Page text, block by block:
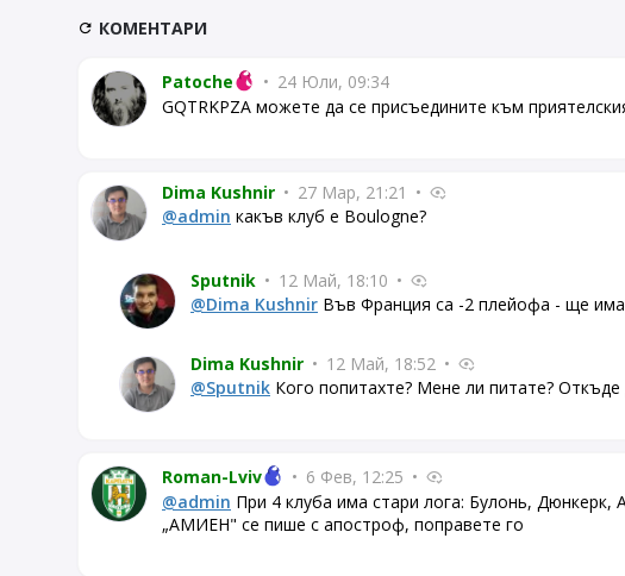
КОМЕНТАРИ
Patoche • 24 Юли, 09:34
GQTRKPZA можете да се присъедините към
Dima Kushnir • 27 Мар, 21:21 •
@admin какъв клуб е Boulogne?
Sputnik • 12 Май, 18:10 •
@Dima Kushnir Във Франция са -2 плейофа - ще
Dima Kushnir • 12 Май, 18:52 •
@Sputnik Кого попитахте? Мене ли питате?
Roman-Lviv • 6 Фев, 12:25 •
@admin При 4 клуба има стари лога: Булонь,
„АМИЕН" се пише с апостроф, поправете го